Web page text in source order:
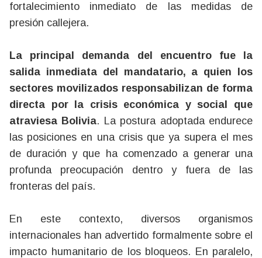
fortalecimiento inmediato de las medidas de
presión callejera.
La principal demanda del encuentro fue la
salida inmediata del mandatario, a quien los
sectores movilizados responsabilizan de forma
directa por la crisis económica y social que
atraviesa Bolivia. La postura adoptada endurece
las posiciones en una crisis que ya supera el mes
de duración y que ha comenzado a generar una
profunda preocupación dentro y fuera de las
fronteras del país.
En este contexto, diversos organismos
internacionales han advertido formalmente sobre el
impacto humanitario de los bloqueos. En paralelo,